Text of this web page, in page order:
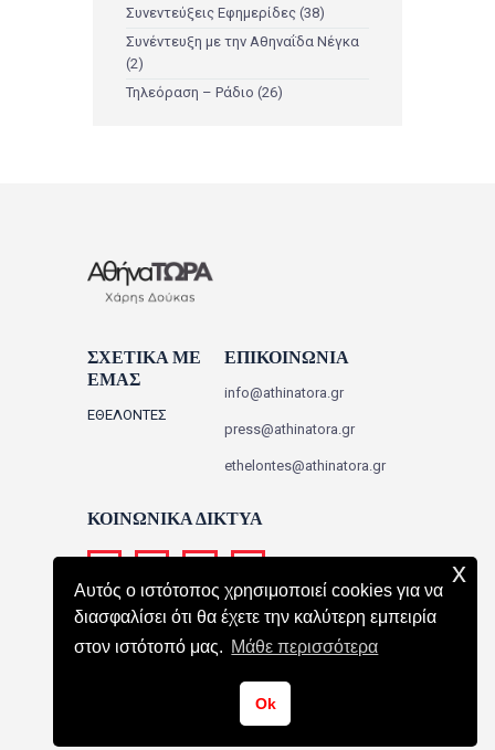
Συνεντεύξεις Εφημερίδες (38)
Συνέντευξη με την Αθηναΐδα Νέγκα
(2)
Τηλεόραση – Ράδιο (26)
ΣΧΕΤΙΚΑ ΜΕ
ΕΜΑΣ
ΕΘΕΛΟΝΤΕΣ
ΕΠΙΚΟΙΝΩΝΙΑ
info@athinatora.gr
press@athinatora.gr
ethelontes@athinatora.gr
ΚΟΙΝΩΝΙΚΑ ΔΙΚΤΥΑ
All Rights Reserved.
Αυτός ο ιστότοπος χρησιμοποιεί cookies για να
διασφαλίσει ότι θα έχετε την καλύτερη εμπειρία
στον ιστότοπό μας. Μάθε περισσότερα
Ok
x